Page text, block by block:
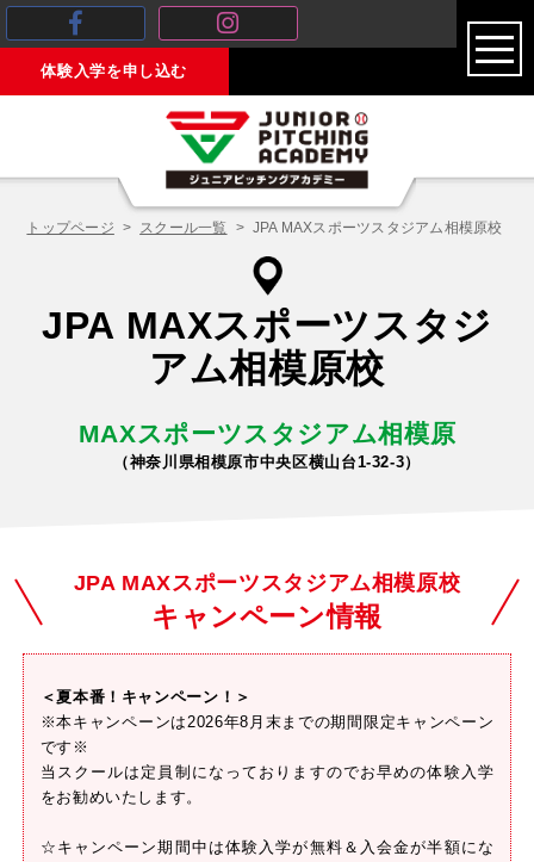
体験入学を申し込む
toggle
トップページ スクール一覧 JPA MAXスポーツスタジアム相模原校
JPA MAXスポーツスタジ
アム相模原校
MAXスポーツスタジアム相模原
（神奈川県相模原市中央区横山台1-32-3）
JPA MAXスポーツスタジアム相模原校
キャンペーン情報
＜夏本番！キャンペーン！＞
※本キャンペーンは2026年8月末までの期間限定キャンペーン
です※
当スクールは定員制になっておりますのでお早めの体験入学
をお勧めいたします。
☆キャンペーン期間中は体験入学が無料＆入会金が半額にな